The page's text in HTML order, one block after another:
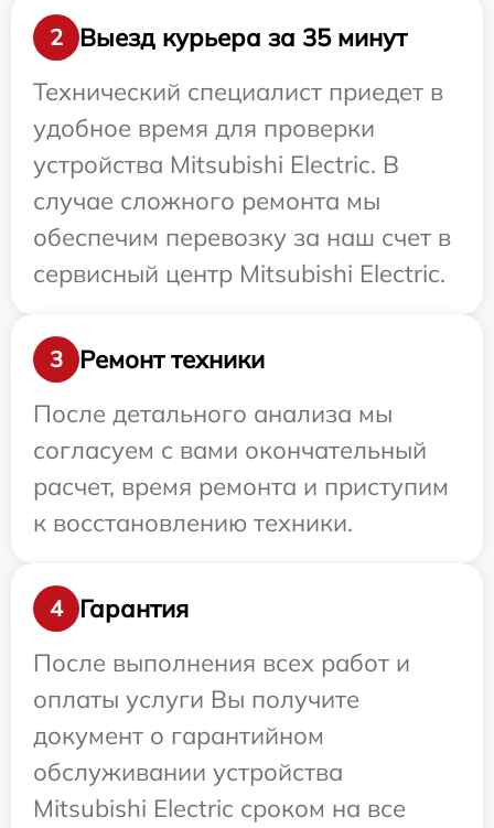
2
Выезд курьера за 35 минут
Технический специалист приедет в
удобное время для проверки
устройства Mitsubishi Electric. В
случае сложного ремонта мы
обеспечим перевозку за наш счет в
сервисный центр Mitsubishi Electric.
3
Ремонт техники
После детального анализа мы
согласуем с вами окончательный
расчет, время ремонта и приступим
к восстановлению техники.
4
Гарантия
После выполнения всех работ и
оплаты услуги Вы получите
документ о гарантийном
обслуживании устройства
Mitsubishi Electric сроком на все